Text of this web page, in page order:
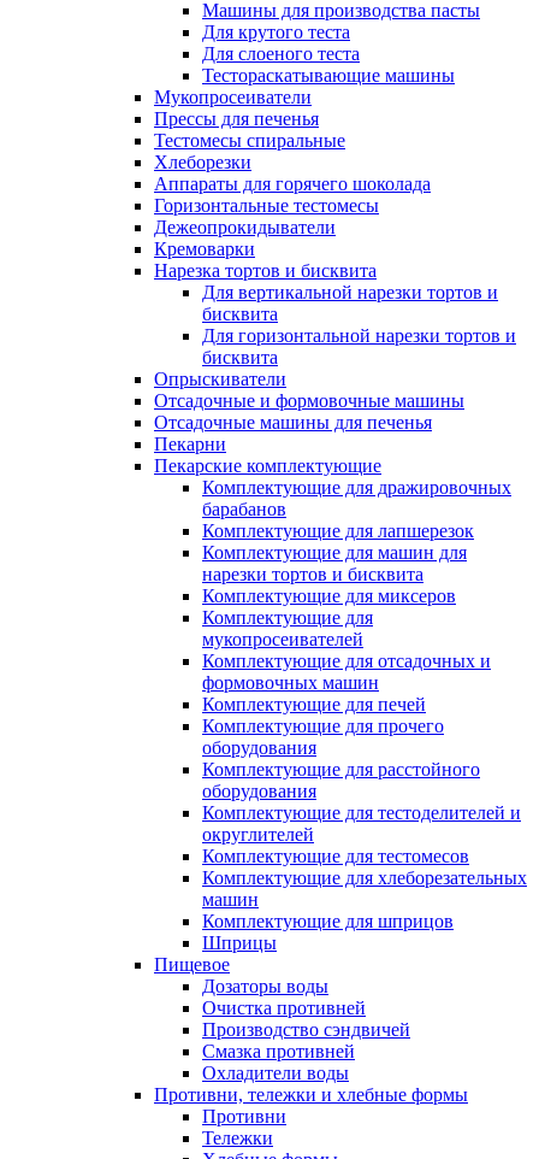
Машины для производства пасты
Для крутого теста
Для слоеного теста
Тестораскатывающие машины
Мукопросеиватели
Прессы для печенья
Тестомесы спиральные
Хлеборезки
Аппараты для горячего шоколада
Горизонтальные тестомесы
Дежеопрокидыватели
Кремоварки
Нарезка тортов и бисквита
Для вертикальной нарезки тортов и
бисквита
Для горизонтальной нарезки тортов и
бисквита
Опрыскиватели
Отсадочные и формовочные машины
Отсадочные машины для печенья
Пекарни
Пекарские комплектующие
Комплектующие для дражировочных
барабанов
Комплектующие для лапшерезок
Комплектующие для машин для
нарезки тортов и бисквита
Комплектующие для миксеров
Комплектующие для
мукопросеивателей
Комплектующие для отсадочных и
формовочных машин
Комплектующие для печей
Комплектующие для прочего
оборудования
Комплектующие для расстойного
оборудования
Комплектующие для тестоделителей и
округлителей
Комплектующие для тестомесов
Комплектующие для хлеборезательных
машин
Комплектующие для шприцов
Шприцы
Пищевое
Дозаторы воды
Очистка противней
Производство сэндвичей
Смазка противней
Охладители воды
Противни, тележки и хлебные формы
Противни
Тележки